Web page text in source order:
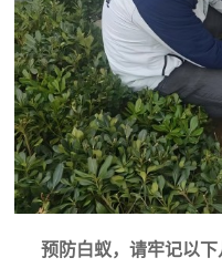
预防白蚁，请牢记以下